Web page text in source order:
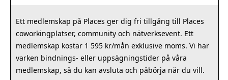
Ett medlemskap på Places ger dig fri tillgång till Places
coworkingplatser, community och nätverksevent. Ett
medlemskap kostar 1 595 kr/mån exklusive moms. Vi har
varken bindnings- eller uppsägningstider på våra
medlemskap, så du kan avsluta och påbörja när du vill.